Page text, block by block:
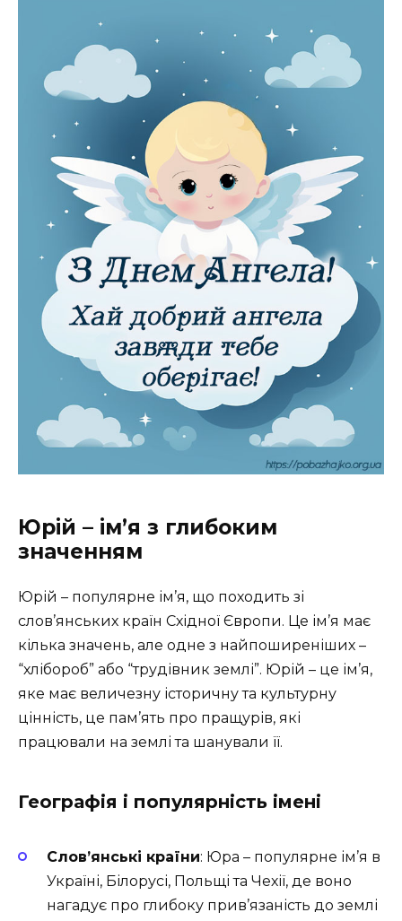
Юрій – ім’я з глибоким
значенням
Юрій – популярне ім’я, що походить зі
слов’янських країн Східної Європи. Це ім’я має
кілька значень, але одне з найпоширеніших –
“хлібороб” або “трудівник землі”. Юрій – це ім’я,
яке має величезну історичну та культурну
цінність, це пам’ять про пращурів, які
працювали на землі та шанували її.
Географія і популярність імені
Слов’янські країни: Юра – популярне ім’я в
Україні, Білорусі, Польщі та Чехії, де воно
нагадує про глибоку прив’язаність до землі